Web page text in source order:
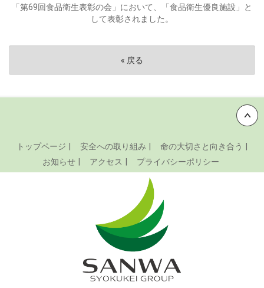
「第69回食品衛生表彰の会」において、「食品衛生優良施設」と
して表彰されました。
« 戻る
トップページ 安全への取り組み
命の大切さと向き合う
お知らせ
アクセス プライバシーポリシー